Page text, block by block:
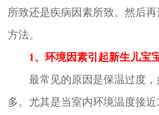
所致还是疾病因素所致。然后
方法。
1、环境因素引起新生儿宝
最常见的原因是保温过度，
多。尤其是当室内环境温度接